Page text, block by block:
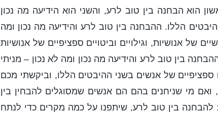
הוא הבחנה בין טוב לרע, והשני הוא הידיעה מה נכון
הללו. ההבחנה בין טוב לרע והידיעה מה נכון ומה
של אנושיות, וגילויים וביטויים ספציפיים של אנושיות
בין טוב לרע והידיעה מה נכון ומה לא נכון – מניתי
ספציפיים של אנשים בשני ההיבטים הללו, וביקשתי מכם
ואם מי שניחנים בהם הם אנשים שמסוגלים להבחין בין
להבחנה בין טוב לרע, שיתפנו על כמה מקרים כדי לנתח